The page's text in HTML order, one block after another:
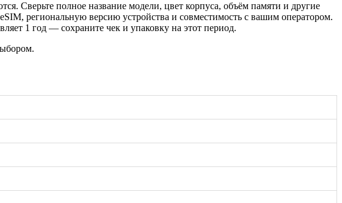
Сверьте полное название модели, цвет корпуса, объём памяти и другие
региональную версию устройства и совместимость с вашим оператором.
1 год — сохраните чек и упаковку на этот период.